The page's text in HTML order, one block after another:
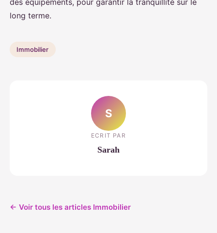
des équipements, pour garantir la tranquillité sur le
long terme.
Immobilier
S
ECRIT PAR
Sarah
← Voir tous les articles Immobilier